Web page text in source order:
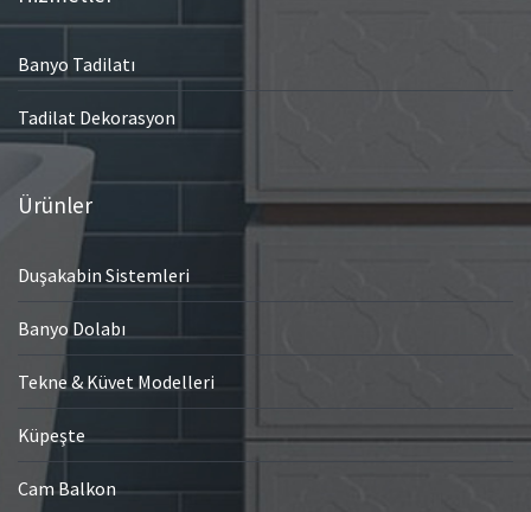
Banyo Tadilatı
Tadilat Dekorasyon
Ürünler
Duşakabin Sistemleri
Banyo Dolabı
Tekne & Küvet Modelleri
Küpeşte
Cam Balkon